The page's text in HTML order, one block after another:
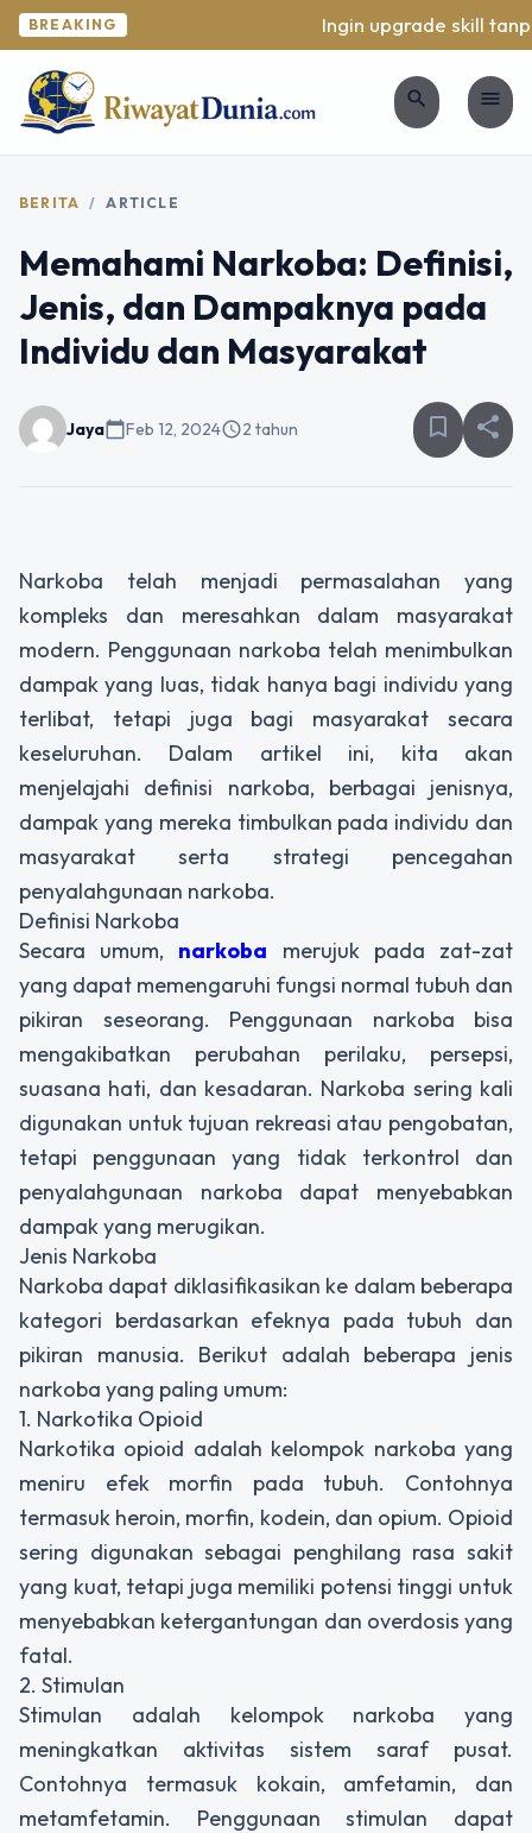
BREAKING Ingin upgrade skill
search menu
BERITA / ARTICLE
Memahami Narkoba: Definisi,
Jenis, dan Dampaknya pada
Individu dan Masyarakat
Jayacalendar_todayFeb 12, 2024schedule2 tahun bookmark_border share
Narkoba telah menjadi permasalahan yang
kompleks dan meresahkan dalam masyarakat
modern. Penggunaan narkoba telah menimbulkan
dampak yang luas, tidak hanya bagi individu yang
terlibat, tetapi juga bagi masyarakat secara
keseluruhan. Dalam artikel ini, kita akan
menjelajahi definisi narkoba, berbagai jenisnya,
dampak yang mereka timbulkan pada individu dan
masyarakat serta strategi pencegahan
penyalahgunaan narkoba.
Definisi Narkoba
Secara umum, narkoba merujuk pada zat-zat
yang dapat memengaruhi fungsi normal tubuh dan
pikiran seseorang. Penggunaan narkoba bisa
mengakibatkan perubahan perilaku, persepsi,
suasana hati, dan kesadaran. Narkoba sering kali
digunakan untuk tujuan rekreasi atau pengobatan,
tetapi penggunaan yang tidak terkontrol dan
penyalahgunaan narkoba dapat menyebabkan
dampak yang merugikan.
Jenis Narkoba
Narkoba dapat diklasifikasikan ke dalam beberapa
kategori berdasarkan efeknya pada tubuh dan
pikiran manusia. Berikut adalah beberapa jenis
narkoba yang paling umum:
1. Narkotika Opioid
Narkotika opioid adalah kelompok narkoba yang
meniru efek morfin pada tubuh. Contohnya
termasuk heroin, morfin, kodein, dan opium. Opioid
sering digunakan sebagai penghilang rasa sakit
yang kuat, tetapi juga memiliki potensi tinggi untuk
menyebabkan ketergantungan dan overdosis yang
fatal.
2. Stimulan
Stimulan adalah kelompok narkoba yang
meningkatkan aktivitas sistem saraf pusat.
Contohnya termasuk kokain, amfetamin, dan
metamfetamin. Penggunaan stimulan dapat